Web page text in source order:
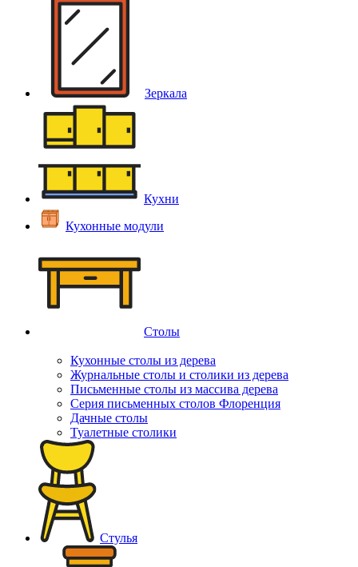
Зеркала
Кухни
Кухонные модули
Столы
Кухонные столы из дерева
Журнальные столы и столики из дерева
Письменные столы из массива дерева
Серия письменных столов Флоренция
Дачные столы
Туалетные столики
Стулья